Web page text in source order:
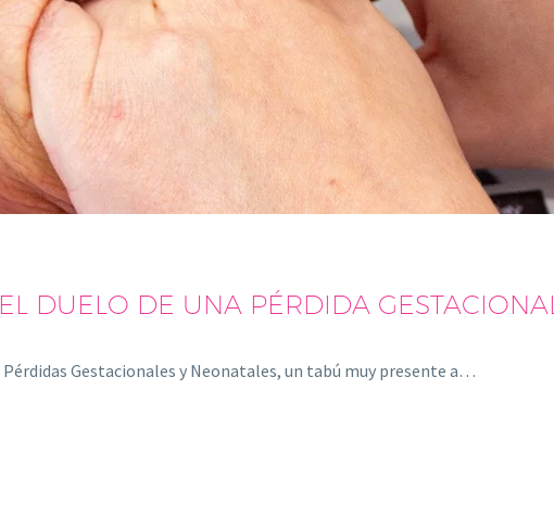
DUELO DE UNA PÉRDIDA GESTACIONAL
Gestacionales y Neonatales, un tabú muy presente a…